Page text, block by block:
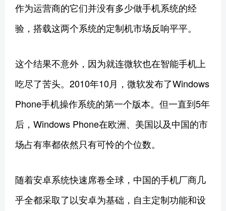
作为运营商的它们并没有多少做手机系统的经
验，搭载这两个系统的定制机市场反响平平。
这个结果不意外，因为就连微软也在智能手机上
吃尽了苦头。2010年10月，微软发布了Windows
Phone手机操作系统的第一个版本。但一直到5年
后，Windows Phone在欧洲、美国以及中国的市
场占有率都依然只有可怜的个位数。
随着安卓系统快速席卷全球，中国的手机厂商几
乎全都采取了以安卓为基础，自主定制功能和设